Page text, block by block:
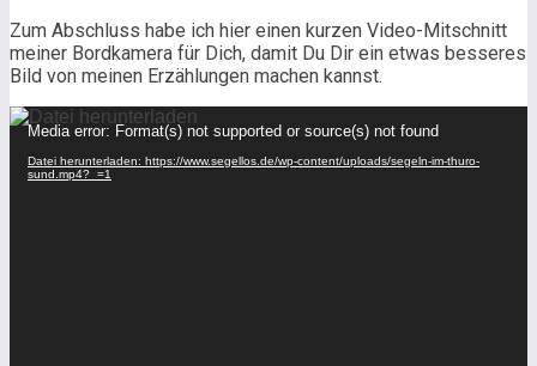
Zum Abschluss habe ich hier einen kurzen Video-Mitschnitt
meiner Bordkamera für Dich, damit Du Dir ein etwas besseres
Bild von meinen Erzählungen machen kannst.
Video-
Player
Media error: Format(s) not supported or source(s) not found
Datei herunterladen: https://www.segellos.de/wp-content/uploads/segeln-im-thuro-
sund.mp4?_=1